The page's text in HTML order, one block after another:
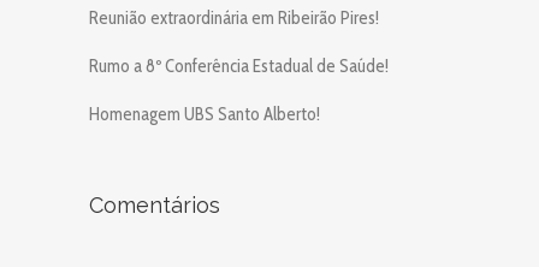
Reunião extraordinária em Ribeirão Pires!
Rumo a 8º Conferência Estadual de Saúde!
Homenagem UBS Santo Alberto!
Comentários